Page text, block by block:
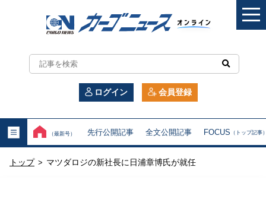
カ
ー
ニ
ュ
ログイン 会員登録
（最新号） 先行公開記事 全文公開記事 FOCUS （トップ記事
トップ > マツダロジの新社長に日浦章博氏が就任